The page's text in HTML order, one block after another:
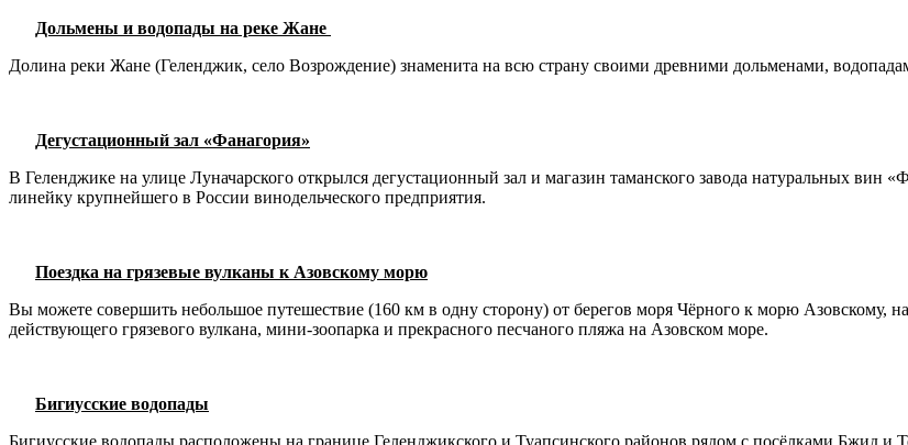
Дольмены и водопады на реке Жане
Долина реки Жане (Геленджик, село Возрождение) знаменита на всю страну своими древними дольменами,
Дегустационный зал «Фанагория»
В Геленджике на улице Луначарского открылся дегустационный зал и магазин таманского завода натуральных
линейку крупнейшего в России винодельческого предприятия.
Поездка на грязевые вулканы к Азовскому морю
Вы можете совершить небольшое путешествие (160 км в одну сторону) от берегов моря Чёрного к морю Азовскому,
действующего грязевого вулкана, мини-зоопарка и прекрасного песчаного пляжа на Азовском море.
Бигиусские водопады